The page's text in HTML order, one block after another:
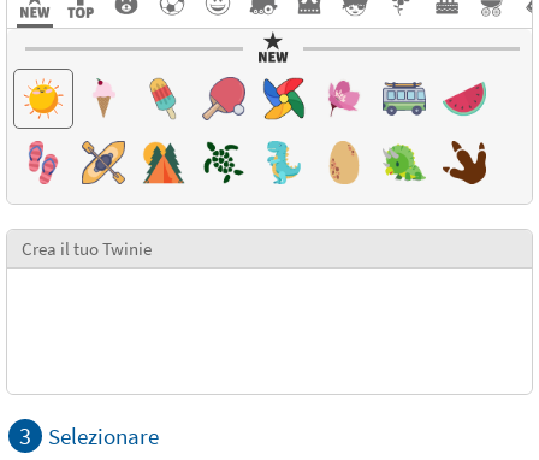
Crea il tuo Twinie
3 Selezionare